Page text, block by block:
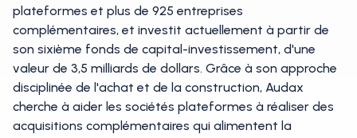
plateformes et plus de 925 entreprises
complémentaires, et investit actuellement à partir de
son sixième fonds de capital-investissement, d'une
valeur de 3,5 milliards de dollars. Grâce à son approche
disciplinée de l'achat et de la construction, Audax
cherche à aider les sociétés plateformes à réaliser des
acquisitions complémentaires qui alimentent la